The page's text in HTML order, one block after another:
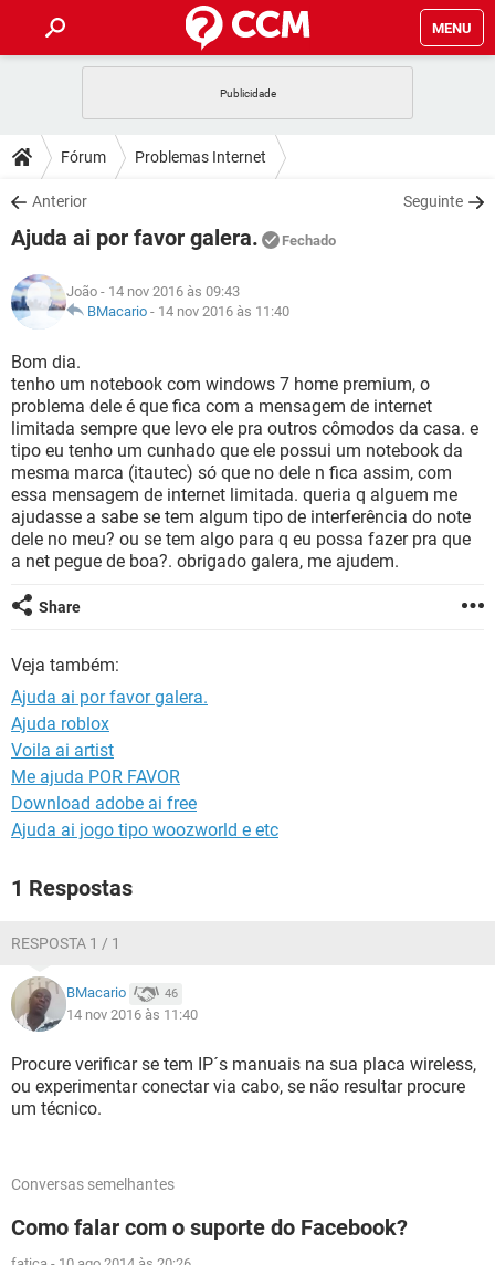
MENU
CELULAR FACEBOOK
OUTLOOK
INSTAGRAM GMAIL
GUIA DE COMPRAS
DICAS
JOGOS WHATSAPP
INSTAGRAM
GUIA DE COMPRAS
DOWNLOADS
JOGOS WHATSAPP
CELULAR
OUTLOOK EXCEL
INSTAGRAM
GUIA DE COMPRAS
FÓRUM
JOGOS
CELULAR
OUTLOOK
INSTAGRAM GMAIL
GUIA DE COMPRAS
GLOSSÁRIO
JOGOS
CELULAR FACEBOOK
OUTLOOK EXCEL
INSTAGRAM GMAIL
GUIA DE COMPRAS
Fórum Problemas Internet
Anterior Seguinte
Ajuda ai por favor galera. Fechado
João - 14 nov 2016 às 09:43
BMacario - 14 nov 2016 às 11:40
Bom dia.
tenho um notebook com windows 7 home premium, o
problema dele é que fica com a mensagem de internet
limitada sempre que levo ele pra outros cômodos da casa. e
tipo eu tenho um cunhado que ele possui um notebook da
mesma marca (itautec) só que no dele n fica assim, com
essa mensagem de internet limitada. queria q alguem me
ajudasse a sabe se tem algum tipo de interferência do note
dele no meu? ou se tem algo para q eu possa fazer pra que
a net pegue de boa?. obrigado galera, me ajudem.
Share
Veja também:
Ajuda ai por favor galera.
Ajuda roblox
Voila ai artist
Me ajuda POR FAVOR
Download adobe ai free
Ajuda ai jogo tipo woozworld e etc
1 Respostas
RESPOSTA 1 / 1
BMacario 46
14 nov 2016 às 11:40
Procure verificar se tem IP´s manuais na sua placa wireless,
ou experimentar conectar via cabo, se não resultar procure
um técnico.
Conversas semelhantes
Como falar com o suporte do Facebook?